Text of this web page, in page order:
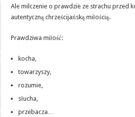
Ale milczenie o prawdzie ze strachu przed
autentyczną chrześcijańską miłością.
Prawdziwa miłość:
kocha,
towarzyszy,
rozumie,
słucha,
przebacza…